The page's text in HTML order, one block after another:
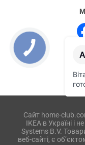
Сайт home-
IKEA в Україні і
Systems B.V.
веб-сайті, є